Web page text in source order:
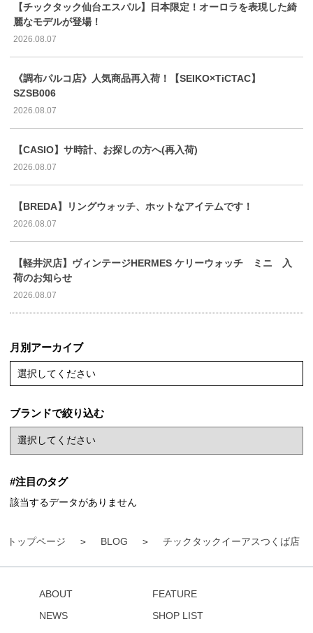
トップページ BLOG チックタックイーアスつくば店
【チックタック仙台エスパル】日本限定！オーロラを表現した綺
麗なモデルが登場！
2026.08.07
《調布パルコ店》人気商品再入荷！【SEIKO×TiCTAC】
SZSB006
2026.08.07
【CASIO】サ時計、お探しの方へ(再入荷)
2026.08.07
【BREDA】リングウォッチ、ホットなアイテムです！
2026.08.07
【軽井沢店】ヴィンテージHERMES ケリーウォッチ ミニ 入
荷のお知らせ
2026.08.07
月別アーカイブ
選択してください
ブランドで絞り込む
#注目のタグ
該当するデータがありません
ABOUT
NEWS
FEATURE
SHOP LIST